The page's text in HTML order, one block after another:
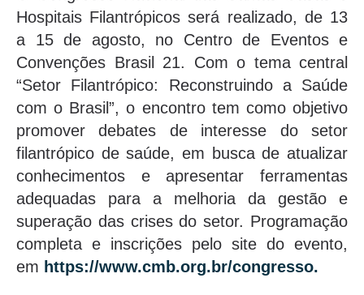
Hospitais Filantrópicos será realizado, de 13
a 15 de agosto, no Centro de Eventos e
Convenções Brasil 21. Com o tema central
“Setor Filantrópico: Reconstruindo a Saúde
com o Brasil”, o encontro tem como objetivo
promover debates de interesse do setor
filantrópico de saúde, em busca de atualizar
conhecimentos e apresentar ferramentas
adequadas para a melhoria da gestão e
superação das crises do setor. Programação
completa e inscrições pelo site do evento,
em https://www.cmb.org.br/congresso.